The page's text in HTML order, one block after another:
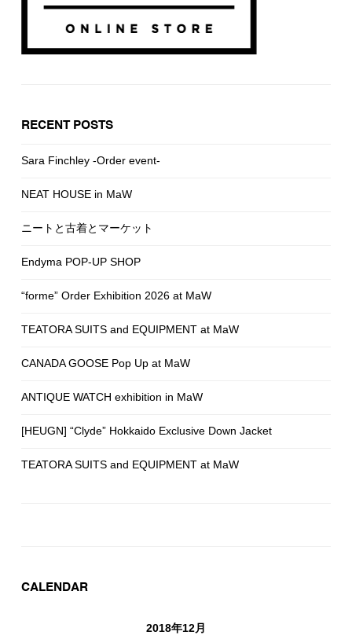
RECENT POSTS
Sara Finchley -Order event-
NEAT HOUSE in MaW
ニートと古着とマーケット
Endyma POP-UP SHOP
“forme” Order Exhibition 2026 at MaW
TEATORA SUITS and EQUIPMENT at MaW
CANADA GOOSE Pop Up at MaW
ANTIQUE WATCH exhibition in MaW
[HEUGN] “Clyde” Hokkaido Exclusive Down Jacket
TEATORA SUITS and EQUIPMENT at MaW
CALENDAR
2018年12月